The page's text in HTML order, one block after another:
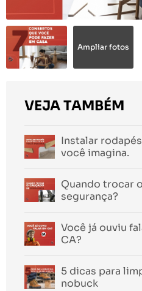
Ampliar fotos
VEJA TAMBÉM
Instalar
você imagina.
Quando trocar
segurança?
Você já ouviu
CA?
5 dicas para
nobuck